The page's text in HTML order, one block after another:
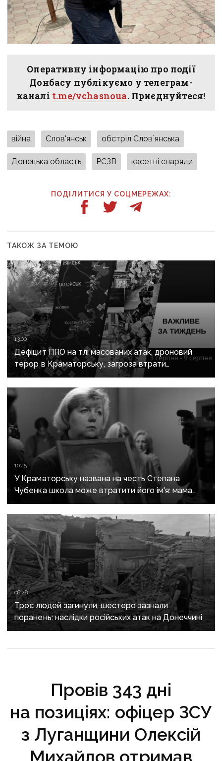
Оперативну інформацію про події
Донбасу публікуємо у телеграм-
каналі t.me/vchasnoua. Приєднуйтеся!
війна Слов'янськ обстріл Слов`янська
Донецька область РСЗВ касетні снаряди
ПОДІЛИТИСЯ У СОЦМЕРЕЖАХ:
ТАКОЖ ЗА ТЕМОЮ
13:00
Дефіцит ППО на тлі масованих атак, дроновий
терор в Краматорську, загроза втрати
Костянтинівки та прощання з Олексієм Юковим:
важливе за тиждень
10:45
У Краматорську названа на честь Степана
Чубенка школа може втратити його ім'я: мама
загиблого героя розповіла про рішення влади
08:28
Троє людей загинули, шестеро зазнали
поранень: наслідки російських атак на Донеччині
Провів 343 дні
на позиціях: офіцер ЗСУ
з Луганщини Олексій
Михайлов отримав